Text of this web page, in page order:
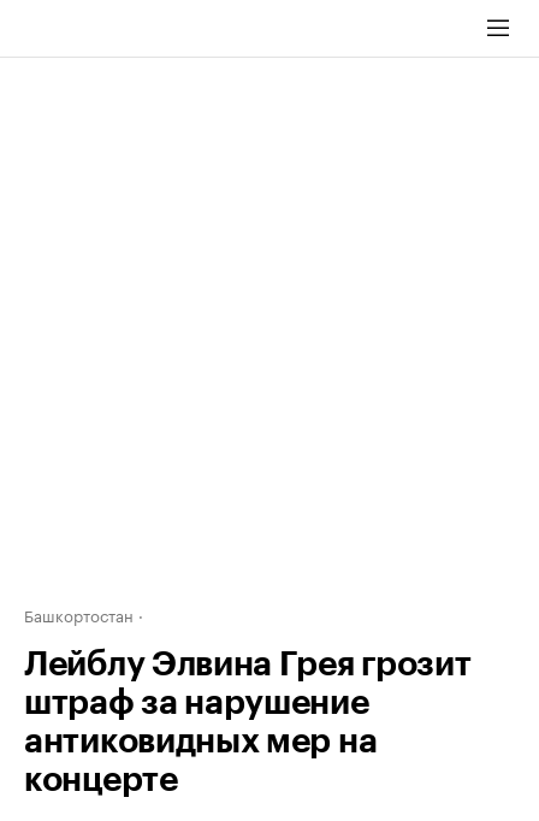
Башкортостан
Лейблу Элвина Грея грозит
штраф за нарушение
антиковидных мер на
концерте